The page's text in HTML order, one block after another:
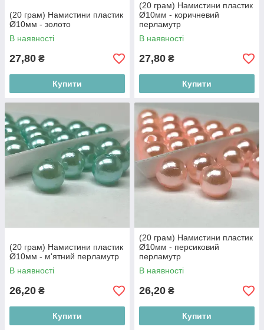
(20 грам) Намистини пластик
Ø10мм - золото
В наявності
27,80 ₴
Купити
(20 грам) Намистини пластик
Ø10мм - коричневий
перламутр
В наявності
27,80 ₴
Купити
(20 грам) Намистини пластик
Ø10мм - м'ятний перламутр
В наявності
26,20 ₴
Купити
(20 грам) Намистини пластик
Ø10мм - персиковий
перламутр
В наявності
26,20 ₴
Купити